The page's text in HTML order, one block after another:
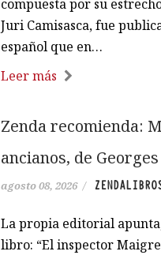
compuesta por su
Juri Camisasca, fue
español que en…
Leer más
Zenda recomienda:
ancianos, de
agosto 08, 2026 /
La propia editorial
libro: “El inspector